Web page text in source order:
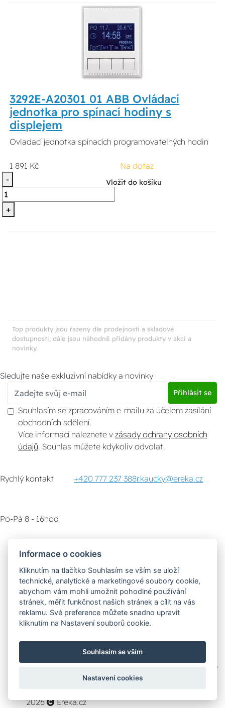
3292E-A20301 01 ABB Ovládací
jednotka pro spínací hodiny s
displejem
Ovladací jednotka spínacích programovatelných hodin
1 891 Kč
Na dotaz
-
+
Vložit do košíku
Top produkty jsou řazeny dle prodejnosti a skladové
dostupnosti, dále jsou náhodně přidány produkty v akci a
novinky.
Sledujte naše exkluzivní nabídky a novinky
Přihlásit se
Souhlasím se zpracováním e-mailu za účelem zasílání
obchodních sdělení.
Více informací naleznete v zásady ochrany osobních
údajů . Souhlas můžete kdykoliv odvolat.
Rychlý kontakt +420 777 237 388r.kaucky@ereka.cz
Po-Pá 8 - 16hod
Poradna
Možnosti dopravy
Bezpečná a rychlá platba
2026 Ereka.cz
Informace o cookies
Kliknutím na tlačítko Souhlasím se vším se uloží
technické, analytické a marketingové soubory cookie,
abychom vám mohli umožnit pohodlné používání
stránek, měřit funkčnost našich stránek a cílit na vás
reklamu. Své preference můžete snadno upravit
kliknutím na Nastavení souborů cookie.
Souhlasím se vším
Nastavení cookies